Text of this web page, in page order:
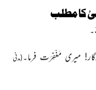
مىرى مَغْفِرَت فرما۔(مدنی